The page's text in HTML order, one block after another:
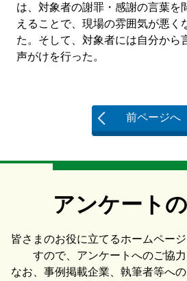
は、対象者の謝罪・感謝の言葉を
えることで、現場の雰囲気が悪く
た。そして、対象者には自分から
声がけを行った。
前ページへ
アンケート
皆さまのお役に立てるホームペー
すので、アンケートへのご協力
なお、事例掲載企業、執筆者等へ